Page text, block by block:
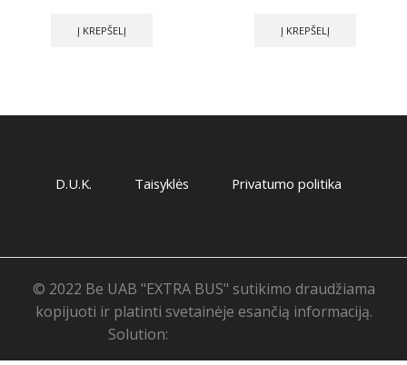
Į KREPŠELĮ Į KREPŠELĮ
D.U.K. Taisyklės Privatumo politika
© 2022 Be UAB "EXTRA BUS" sutikimo draudžiama
kopijuoti ir platinti svetainėje esančią informaciją.
Solution: